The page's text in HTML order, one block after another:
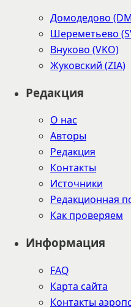
Домодедово
Шереметьево
Внуково (VKO)
Жуковский (ZIA)
Редакция
О нас
Авторы
Редакция
Контакты
Источники
Редакционная
Как проверяем
Информация
FAQ
Карта сайта
Контакты